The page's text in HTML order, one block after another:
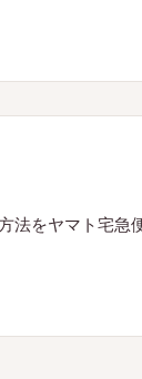
法をヤマト宅急